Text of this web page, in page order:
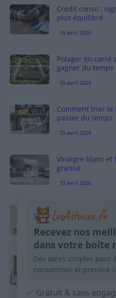
Crédit conso :
plus équilibré
10 avril 2026
Potager en carré
gagner du temps
10 avril 2026
Comment trier le
passer du temps
10 avril 2026
Vinaigre blanc et
graisse
10 avril 2026
Taches
habitudes qui
9 avril 2026
Produits
courses sans
Recevez nos
dans votre boîte
Des idées simples pour
consommer et prendre
✅ Gratuit & sans